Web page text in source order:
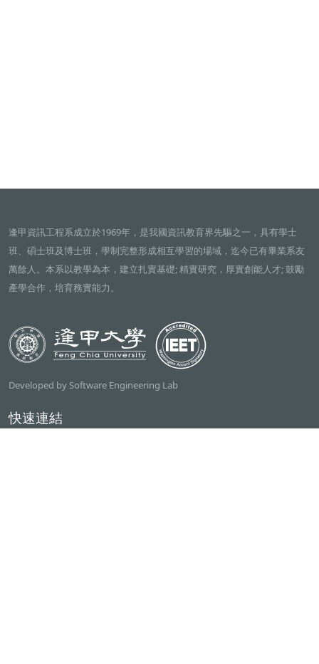
逢甲資訊工程系成立於1969年，是我國資訊教育界先驅之一，具有學士
班、碩士班及博士班，學制完整形成相互學習的場域，迄今已有畢業系友
萬餘人。本系以教學為本，建立扎實基礎; 精實研究，厚實創能人才; 鼓勵
產學合作，培育務實能力。
Developed by Software Engineering Lab
快速連結